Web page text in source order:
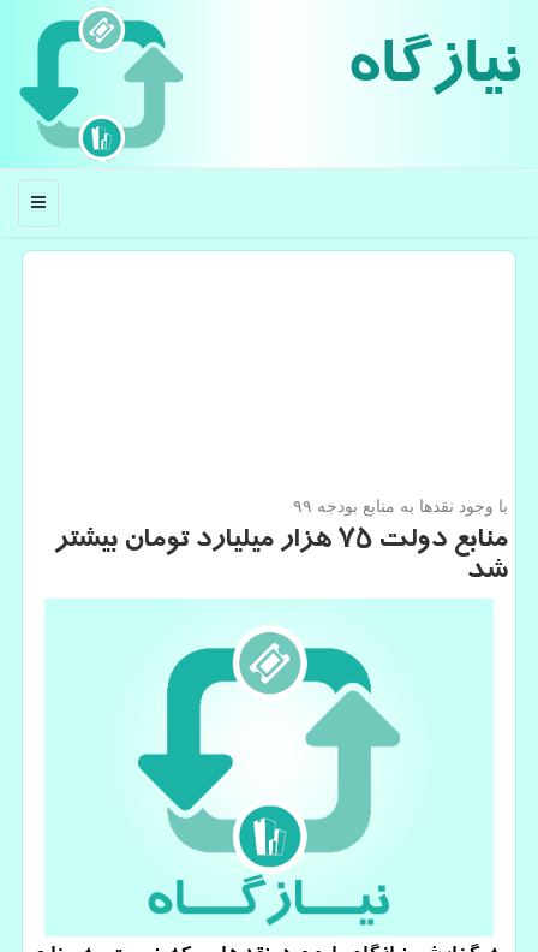
نیازگاه
منو
با وجود نقدها به منابع بودجه ۹۹
منابع دولت 75 هزار میلیارد تومان بیشتر
شد